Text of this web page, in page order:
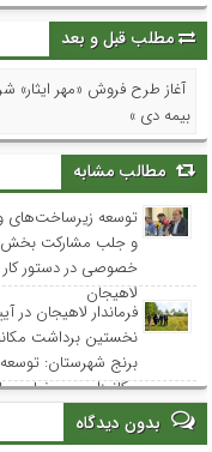
مطلب قبل و بعد
آغاز طرح فروش «مهر ایثار»
بیمه دی »
مطالب مشابه
توسعه زیرساخت‌های
و جلب مشارکت بخش
خصوصی در دستور
لاهیجان
فرماندار لاهیجان در
نخستین برداشت
برنج شهرستان: توسعه
مکانیزاسیون، ضامن
تولید برنج و حمایت از
کشاورزان است
بدون دیدگاه